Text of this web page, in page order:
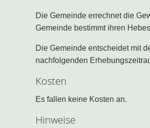
Die Gemeinde errechnet die
Gemeinde bestimmt ihren
Die Gemeinde entscheidet mit
nachfolgenden
Kosten
Es fallen keine Kosten an.
Hinweise